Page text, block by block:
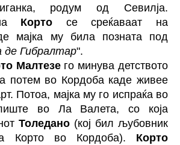
родум од Севилја.
Корто се среќаваат на
мајка му била позната под
де Гибралтар".
Малтезего минува детството
потем во Кордоба каде живее
Потоа, мајка му го испраќа во
во Ла Валета, со која
Толедано (кој бил љубовник
Корто во Кордоба). Корто